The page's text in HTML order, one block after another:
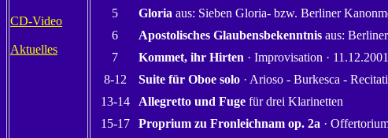
CD-Video
Aktuelles
5
Gloria aus: Sieben Gloria- bzw. Berliner
6
Apostolisches Glaubensbekenntnis aus:
7
Kommet, ihr Hirten · Improvisation · 11.12.2001
8-12
Suite für Oboe solo · Arioso - Burkesca -
13-14
Allegretto und Fuge für drei Klarinetten
15-17
Proprium zu Fronleichnam op. 2a ·